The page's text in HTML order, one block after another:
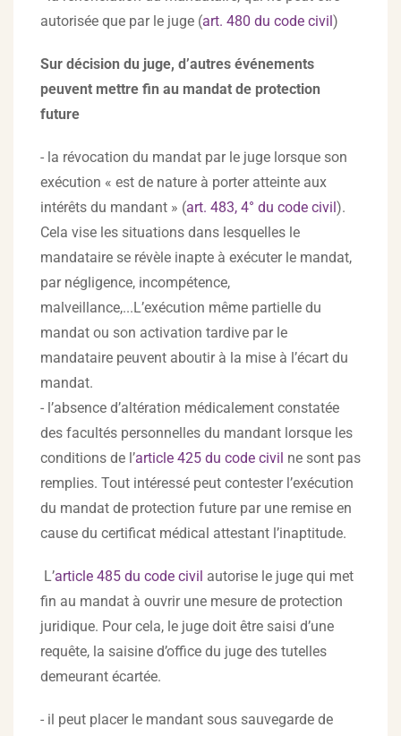
autorisée que par le juge (art. 480 du code civil)
Sur décision du juge, d’autres événements
peuvent mettre fin au mandat de protection
future
- la révocation du mandat par le juge lorsque son
exécution « est de nature à porter atteinte aux
intérêts du mandant » (art. 483, 4° du code civil).
Cela vise les situations dans lesquelles le
mandataire se révèle inapte à exécuter le mandat,
par négligence, incompétence,
malveillance,...L’exécution même partielle du
mandat ou son activation tardive par le
mandataire peuvent aboutir à la mise à l’écart du
mandat.
- l’absence d’altération médicalement constatée
des facultés personnelles du mandant lorsque les
conditions de l’article 425 du code civil ne sont pas
remplies. Tout intéressé peut contester l’exécution
du mandat de protection future par une remise en
cause du certificat médical attestant l’inaptitude.
L’article 485 du code civil autorise le juge qui met
fin au mandat à ouvrir une mesure de protection
juridique. Pour cela, le juge doit être saisi d’une
requête, la saisine d’office du juge des tutelles
demeurant écartée.
- il peut placer le mandant sous sauvegarde de